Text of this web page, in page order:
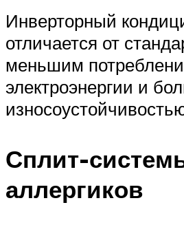
Инверторный
отличается от
меньшим
электроэнергии и
Сплит-
аллергиков